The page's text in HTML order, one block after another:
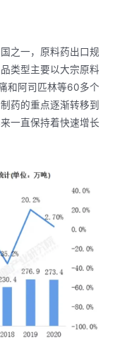
之一，原料药出口规
类型主要以大宗原料
和阿司匹林等60多个
药的重点逐渐转移到
一直保持着快速增长